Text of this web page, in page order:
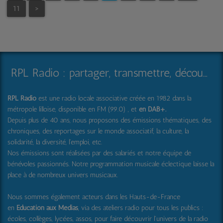
11
>
RPL Radio : partager, transmettre, découvrir et surprendre
RPL Radio est une radio locale associative créée en 1982 dans la
métropole lilloise, disponible en FM (99.0) , et en DAB+.
Depuis plus de 40 ans, nous proposons des émissions thématiques, des
chroniques, des reportages sur le monde associatif, la culture, la
solidarité, la diversité, l'emploi, etc.
Nos émissions sont réalisées par des salariés et notre équipe de
bénévoles passionnés. Notre programmation musicale éclectique laisse la
place à de nombreux univers musicaux.
Nous sommes également acteurs dans les Hauts-de-France
en Education aux Médias, via des ateliers radio pour tous les publics :
écoles, collèges, lycées, assos, pour faire découvrir l'univers de la radio